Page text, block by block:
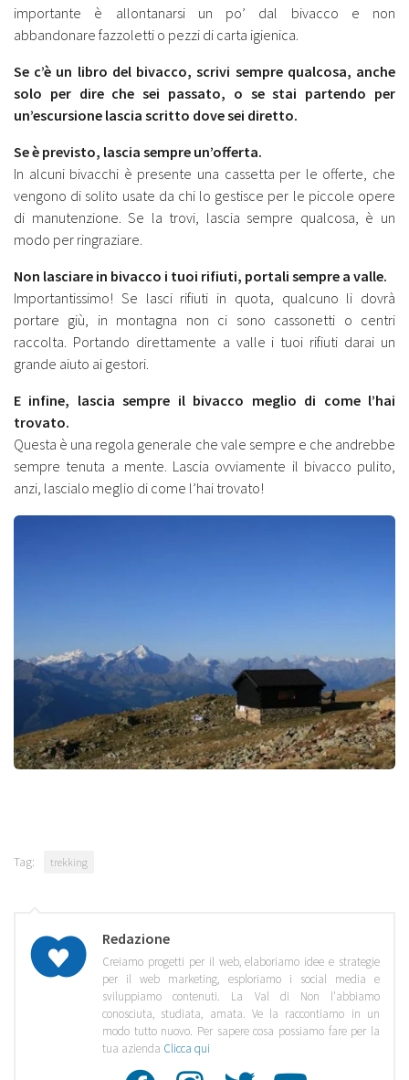
importante è allontanarsi un po’ dal bivacco e non
abbandonare fazzoletti o pezzi di carta igienica.
Se c’è un libro del bivacco, scrivi sempre qualcosa, anche
solo per dire che sei passato, o se stai partendo per
un’escursione lascia scritto dove sei diretto.
Se è previsto, lascia sempre un’offerta.
In alcuni bivacchi è presente una cassetta per le offerte, che
vengono di solito usate da chi lo gestisce per le piccole opere
di manutenzione. Se la trovi, lascia sempre qualcosa, è un
modo per ringraziare.
Non lasciare in bivacco i tuoi rifiuti, portali sempre a valle.
Importantissimo! Se lasci rifiuti in quota, qualcuno li dovrà
portare giù, in montagna non ci sono cassonetti o centri
raccolta. Portando direttamente a valle i tuoi rifiuti darai un
grande aiuto ai gestori.
E infine, lascia sempre il bivacco meglio di come l’hai
trovato.
Questa è una regola generale che vale sempre e che andrebbe
sempre tenuta a mente. Lascia ovviamente il bivacco pulito,
anzi, lascialo meglio di come l’hai trovato!
Tag: trekking
Redazione
Creiamo progetti per il web, elaboriamo idee e strategie
per il web marketing, esploriamo i social media e
sviluppiamo contenuti. La Val di Non l'abbiamo
conosciuta, studiata, amata. Ve la raccontiamo in un
modo tutto nuovo. Per sapere cosa possiamo fare per la
tua azienda Clicca qui